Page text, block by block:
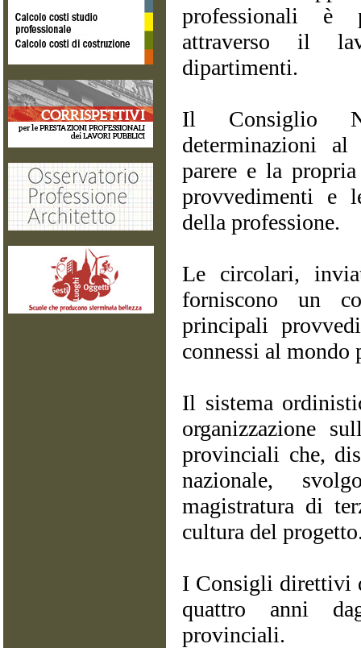
professionali è
attraverso il
dipartimenti.
Il Consiglio
determinazioni
parere e la
provvedimenti e
della professione.
Le circolari,
forniscono un
principali
connessi al mondo
Il sistema
organizzazione
provinciali che,
nazionale,
magistratura di
cultura del
I Consigli direttivi
quattro anni
provinciali.